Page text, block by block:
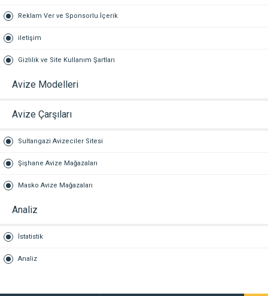
Reklam Ver ve Sponsorlu İçerik
iletişim
Gizlilik ve Site Kullanım Şartları
Avize Modelleri
Avize Çarşıları
Sultangazi Avizeciler Sitesi
Şişhane Avize Mağazaları
Masko Avize Mağazaları
Analiz
İstatistik
Analiz